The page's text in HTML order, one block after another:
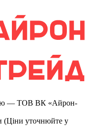
— ТОВ ВК «Айрон-
(Ціни уточнюйте у